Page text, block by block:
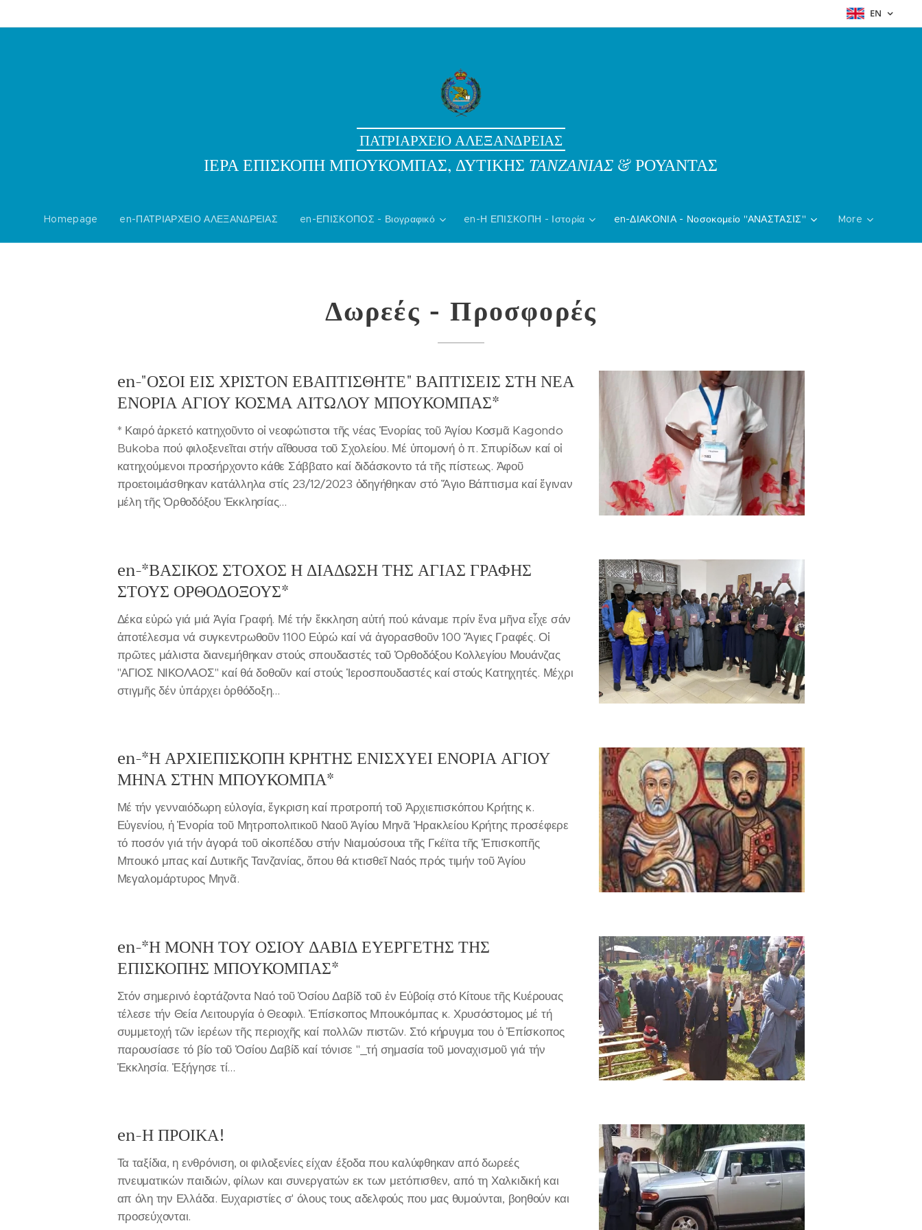
EN
ΠΑΤΡΙΑΡΧΕΙΟ ΑΛΕΞΑΝΔΡΕΙΑΣ
ΙΕΡΑ ΕΠΙΣΚΟΠΗ ΜΠΟΥΚΟΜΠΑΣ, ΔΥΤΙΚΗΣ ΤΑΝΖΑΝΙΑΣ & ΡΟΥΑΝΤΑΣ
Homepage en-ΠΑΤΡΙΑΡΧΕΙΟ ΑΛΕΞΑΝΔΡΕΙΑΣ en-ΕΠΙΣΚΟΠΟΣ - Βιογραφικό en-Η ΕΠΙΣΚΟΠΗ - Ιστορία en-ΔΙΑΚΟΝΙΑ - Νοσοκομείο "ΑΝΑΣΤΑΣΙΣ" More
Δωρεές - Προσφορές
en-"ΟΣΟΙ ΕΙΣ ΧΡΙΣΤΟΝ ΕΒΑΠΤΙΣΘΗΤΕ" ΒΑΠΤΙΣΕΙΣ ΣΤΗ ΝΕΑ
ΕΝΟΡΙΑ ΑΓΙΟΥ ΚΟΣΜΑ ΑΙΤΩΛΟΥ ΜΠΟΥΚΟΜΠΑΣ*
* Καιρό ἀρκετό κατηχοῦντο οἰ νεοφώτιστοι τῆς νέας Ἐνορίας τοῦ Ἁγίου Κοσμᾶ Kagondo
Bukoba πού φιλοξενεῖται στήν αἴθουσα τοῦ Σχολείου. Μέ ὐπομονή ὁ π. Σπυρίδων καί οἱ
κατηχούμενοι προσήρχοντο κάθε Σάββατο καί διδάσκοντο τά τῆς πίστεως. Ἀφοῦ
προετοιμάσθηκαν κατάλληλα στίς 23/12/2023 ὁδηγήθηκαν στό Ἅγιο Βάπτισμα καί ἔγιναν
μέλη τῆς Ὀρθοδόξου Ἐκκλησίας...
en-*ΒΑΣΙΚΟΣ ΣΤΟΧΟΣ Η ΔΙΑΔΩΣΗ ΤΗΣ ΑΓΙΑΣ ΓΡΑΦΗΣ
ΣΤΟΥΣ ΟΡΘΟΔΟΞΟΥΣ*
Δέκα εὐρώ γιά μιά Ἁγία Γραφή. Μέ τήν ἔκκληση αὐτή πού κάναμε πρίν ἕνα μῆνα εἶχε σάν
ἀποτέλεσμα νά συγκεντρωθοῦν 1100 Εὐρώ καί νά ἀγορασθοῦν 100 Ἅγιες Γραφές. Οἱ
πρῶτες μάλιστα διανεμήθηκαν στούς σπουδαστές τοῦ Ὁρθοδόξου Κολλεγίου Μουάνζας
"ΑΓΙΟΣ ΝΙΚΟΛΑΟΣ" καί θά δοθοῦν καί στούς Ἱεροσπουδαστές καί στούς Κατηχητές. Μέχρι
στιγμῆς δέν ὐπάρχει ὁρθόδοξη...
en-*Η ΑΡΧΙΕΠΙΣΚΟΠΗ ΚΡΗΤΗΣ ΕΝΙΣΧΥΕΙ ΕΝΟΡΙΑ ΑΓΙΟΥ
ΜΗΝΑ ΣΤΗΝ ΜΠΟΥΚΟΜΠΑ*
Μέ τήν γενναιόδωρη εὐλογία, ἔγκριση καί προτροπή τοῦ Ἀρχιεπισκόπου Κρήτης κ.
Εὐγενίου, ἡ Ἐνορία τοῦ Μητροπολιτικοῦ Ναοῦ Ἁγίου Μηνᾶ Ἡρακλείου Κρήτης προσέφερε
τό ποσόν γιά τήν ἀγορά τοῦ οἰκοπέδου στήν Νιαμούσουα τῆς Γκέϊτα τῆς Ἐπισκοπῆς
Μπουκό μπας καί Δυτικῆς Τανζανίας, ὅπου θά κτισθεῖ Ναός πρός τιμήν τοῦ Ἁγίου
Μεγαλομάρτυρος Μηνᾶ.
en-*Η ΜΟΝΗ ΤΟΥ ΟΣΙΟΥ ΔΑΒΙΔ ΕΥΕΡΓΕΤΗΣ ΤΗΣ
ΕΠΙΣΚΟΠΗΣ ΜΠΟΥΚΟΜΠΑΣ*
Στόν σημερινό ἐορτάζοντα Ναό τοῦ Ὁσίου Δαβίδ τοῦ ἐν Εὐβοίᾳ στό Κίτουε τῆς Κυέρουας
τέλεσε τήν Θεία Λειτουργία ὁ Θεοφιλ. Ἐπίσκοπος Μπουκόμπας κ. Χρυσόστομος μέ τή
συμμετοχή τῶν ἱερέων τῆς περιοχῆς καί πολλῶν πιστῶν. Στό κήρυγμα του ὀ Ἐπίσκοπος
παρουσίασε τό βίο τοῦ Ὁσίου Δαβίδ καί τόνισε "_τή σημασία τοῦ μοναχισμοῦ γιά τήν
Ἐκκλησία. Ἐξήγησε τί...
en-Η ΠΡΟΙΚΑ!
Τα ταξίδια, η ενθρόνιση, οι φιλοξενίες είχαν έξοδα που καλύφθηκαν από δωρεές
πνευματικών παιδιών, φίλων και συνεργατών εκ των μετόπισθεν, από τη Χαλκιδική και
απ όλη την Ελλάδα. Ευχαριστίες σ' όλους τους αδελφούς που μας θυμούνται, βοηθούν και
προσεύχονται.